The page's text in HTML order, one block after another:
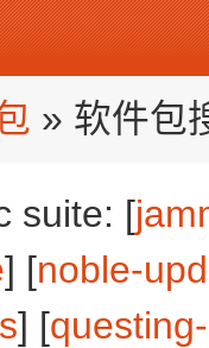
» 软件包
suite: [
] [noble-
] [